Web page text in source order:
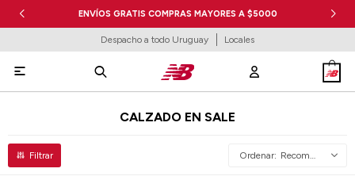
ENVÍOS GRATIS COMPRAS MAYORES A $5000
Despacho a todo Uruguay Locales

CALZADO EN SALE
Recomendados